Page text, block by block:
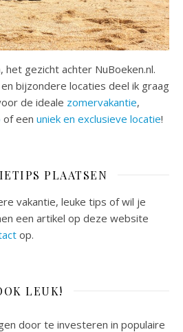
het gezicht achter NuBoeken.nl.
bijzondere locaties deel ik graag
de ideale zomervakantie,
of een uniek en exclusieve locatie!
PLAATSEN
vakantie, leuke tips of wil je
een artikel op deze website
op.
LEUK!
door te investeren in populaire